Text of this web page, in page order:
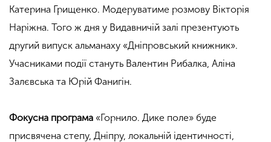
Катерина Грищенко. Модеруватиме розмову Вікторія
Наріжна. Того ж дня у Видавничій залі презентують
другий випуск альманаху «Дніпровський книжник».
Учасниками події стануть Валентин Рибалка, Аліна
Залєвська та Юрій Фанигін.
Фокусна програма «Горнило. Дике поле» буде
присвячена степу, Дніпру, локальній ідентичності,